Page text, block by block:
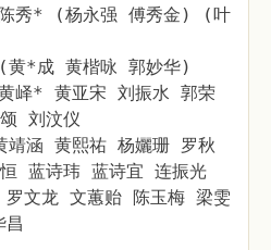
秀* (杨永强 傅秀金) (叶
黄*成 黄楷咏 郭妙华)
峄* 黄亚宋 刘振水 郭荣
刘汶仪
涵 黄熙祐 杨孋珊 罗秋
蓝诗玮 蓝诗宜 连振光
文龙 文蕙贻 陈玉梅 梁雯